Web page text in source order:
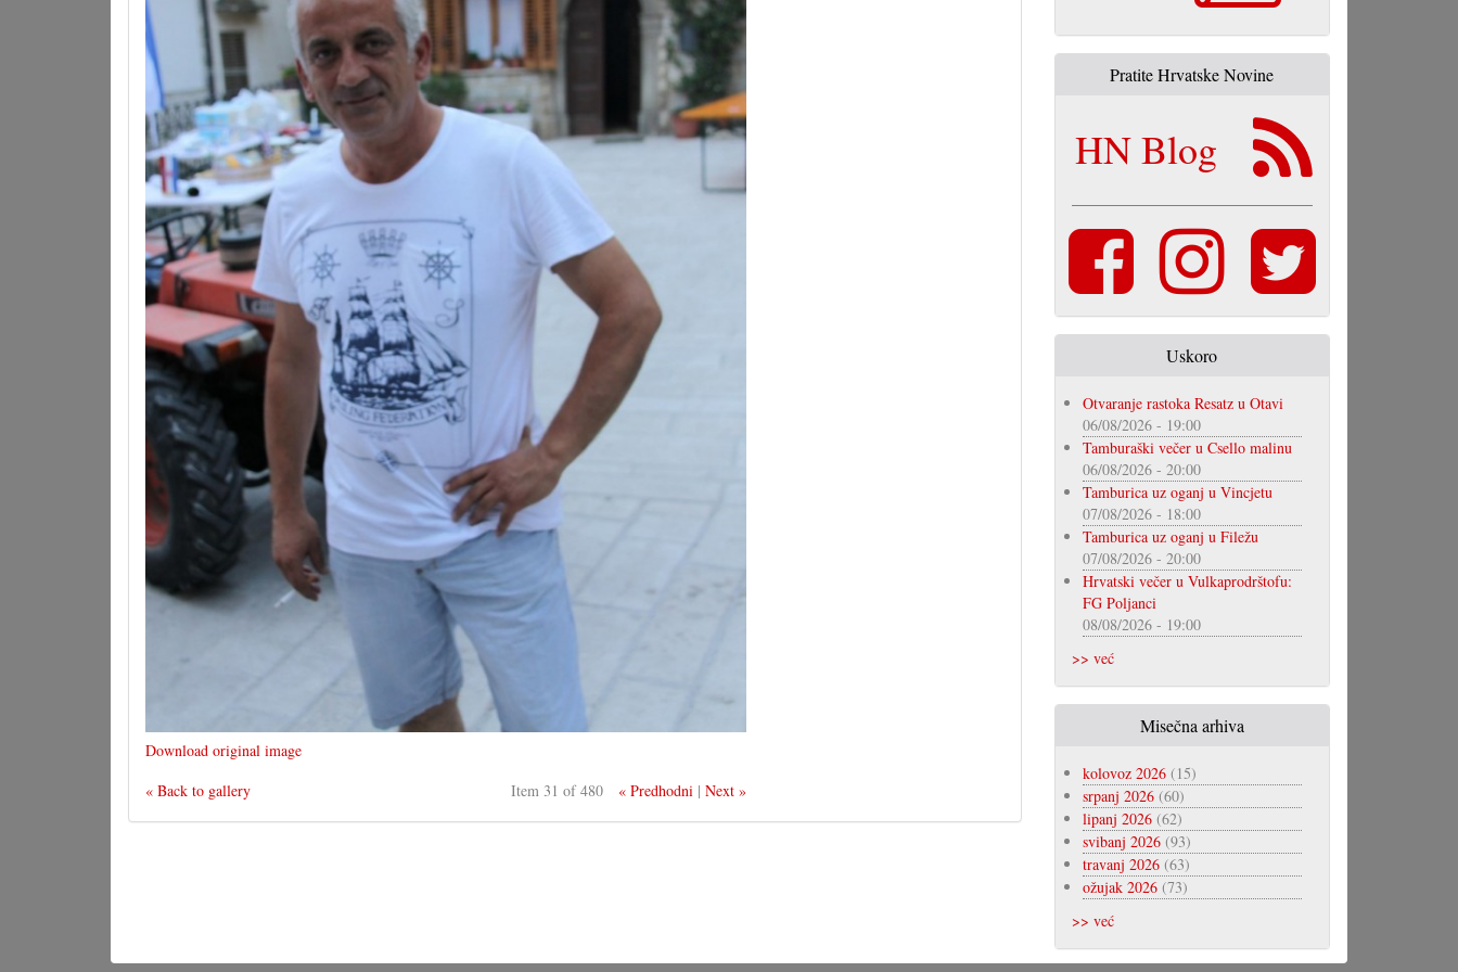
Download original image
« Back to gallery
Item 31 of 480 « Predhodni |Next »
Pratite Hrvatske Novine
HN Blog
Uskoro
Otvaranje rastoka Resatz u Otavi
06/08/2026 - 19:00
Tamburaški večer u Csello malinu
06/08/2026 - 20:00
Tamburica uz oganj u Vincjetu
07/08/2026 - 18:00
Tamburica uz oganj u Filežu
07/08/2026 - 20:00
Hrvatski večer u Vulkaprodrštofu:
FG Poljanci
08/08/2026 - 19:00
>> već
Misečna arhiva
kolovoz 2026(15)
srpanj 2026(60)
lipanj 2026(62)
svibanj 2026(93)
travanj 2026(63)
ožujak 2026(73)
>> već